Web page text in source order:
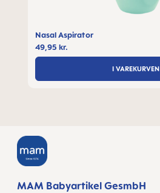
Nasal Aspirator
49,95 kr.
I VAREKURVEN
MAM Babyartikel GesmbH